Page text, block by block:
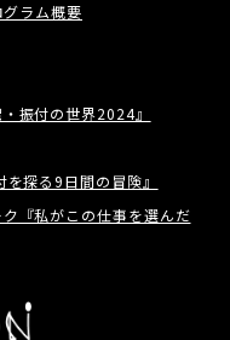
ラム概要
振付の世界2024』
探る9日間の冒険』
『私がこの仕事を選んだ